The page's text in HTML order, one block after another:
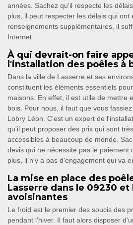
années. Sachez qu'il respecte les
plus, il peut respecter les délais qui ont
renseignements supplémentaires, il
Internet.
À qui devrait-on faire
l'installation des poêles à
Dans la ville de Lasserre et ses
constituent les éléments essentiels
maisons. En effet, il est utile de mettre
bois. Pour nous, il faut que vous
Lobry Léon. C'est un expert de
qu'il peut proposer des prix qui sont
accessibles à beaucoup de monde.
devis qui ne nécessite pas le paiement
plus, il n'y a pas d'engagement qui va
La mise en place des
Lasserre dans le 09230
avoisinantes
Le froid est le premier des soucis des
pendant l'hiver. Il faut alors disposer